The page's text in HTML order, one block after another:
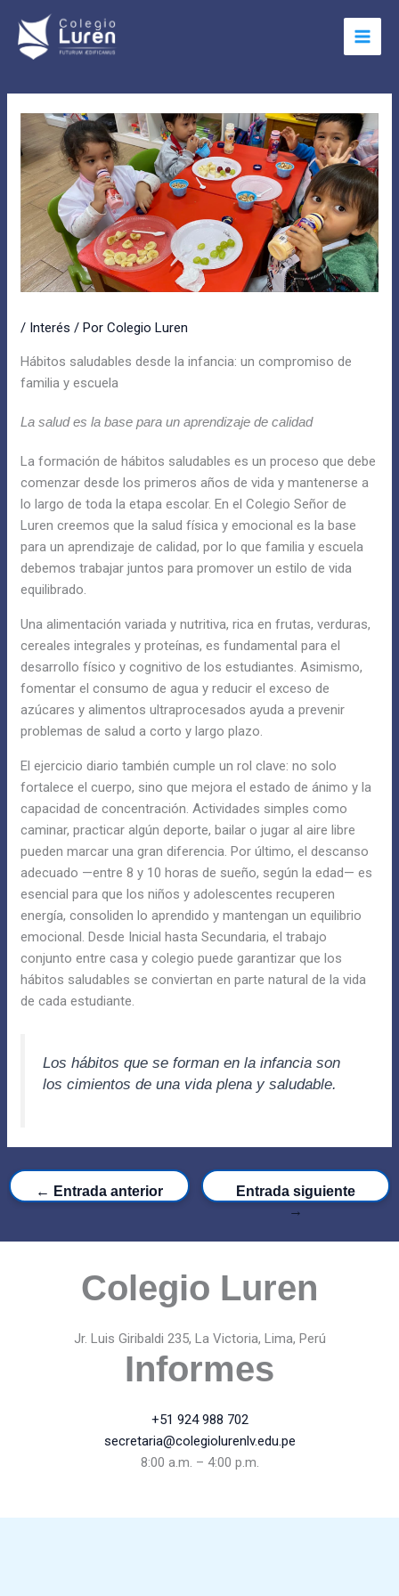
contenido
Main
Menu
/ Interés / PorColegio Luren
Hábitos saludables desde la infancia: un compromiso de
familia y escuela
La salud es la base para un aprendizaje de calidad
La formación de hábitos saludables es un proceso que debe
comenzar desde los primeros años de vida y mantenerse a
lo largo de toda la etapa escolar. En el Colegio Señor de
Luren creemos que la salud física y emocional es la base
para un aprendizaje de calidad, por lo que familia y escuela
debemos trabajar juntos para promover un estilo de vida
equilibrado.
Una alimentación variada y nutritiva, rica en frutas, verduras,
cereales integrales y proteínas, es fundamental para el
desarrollo físico y cognitivo de los estudiantes. Asimismo,
fomentar el consumo de agua y reducir el exceso de
azúcares y alimentos ultraprocesados ayuda a prevenir
problemas de salud a corto y largo plazo.
El ejercicio diario también cumple un rol clave: no solo
fortalece el cuerpo, sino que mejora el estado de ánimo y la
capacidad de concentración. Actividades simples como
caminar, practicar algún deporte, bailar o jugar al aire libre
pueden marcar una gran diferencia. Por último, el descanso
adecuado —entre 8 y 10 horas de sueño, según la edad— es
esencial para que los niños y adolescentes recuperen
energía, consoliden lo aprendido y mantengan un equilibrio
emocional. Desde Inicial hasta Secundaria, el trabajo
conjunto entre casa y colegio puede garantizar que los
hábitos saludables se conviertan en parte natural de la vida
de cada estudiante.
Los hábitos que se forman en la infancia son
los cimientos de una vida plena y saludable.
← Entrada anterior
Entrada siguiente
→
Colegio Luren
Jr. Luis Giribaldi 235, La Victoria, Lima, Perú
Informes
+51 924 988 702
secretaria@colegiolurenlv.edu.pe
8:00 a.m. – 4:00 p.m.